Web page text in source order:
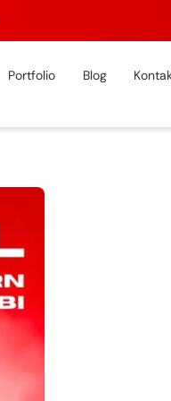
Portfolio Blog